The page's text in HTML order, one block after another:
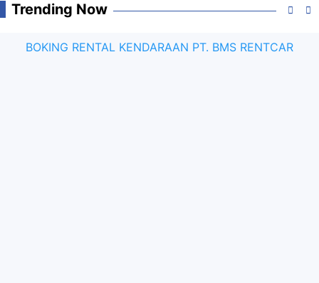
Trending Now
BOKING RENTAL KENDARAAN PT. BMS RENTCAR